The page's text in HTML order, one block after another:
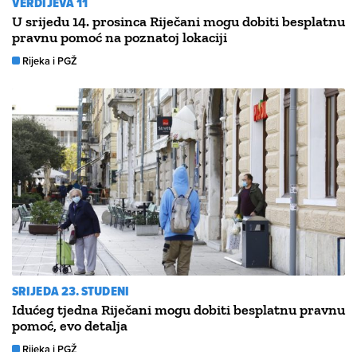
U srijedu 14. prosinca Riječani mogu dobiti besplatnu
pravnu pomoć na poznatoj lokaciji
Rijeka i PGŽ
SRIJEDA 23. STUDENI
Idućeg tjedna Riječani mogu dobiti besplatnu pravnu
pomoć, evo detalja